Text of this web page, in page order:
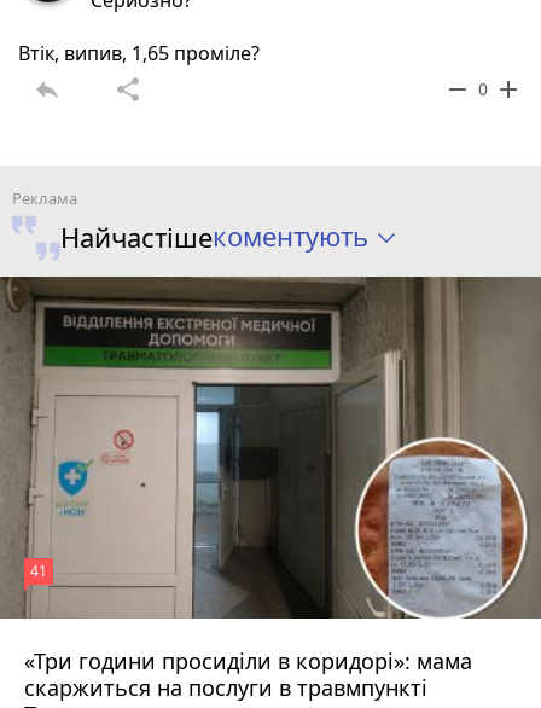
Втік, випив, 1,65 проміле?
reply share remove 0 add
Найчастішекоментують
«Три години просиділи в коридорі»: мама
скаржиться на послуги в травмпункті
41
Вчора о 13:05